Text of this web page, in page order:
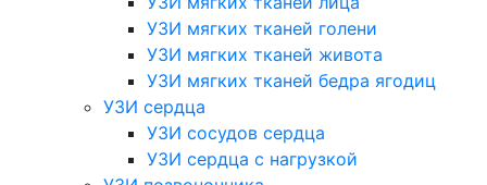
УЗИ мягких тканей голени
УЗИ мягких тканей живота
УЗИ мягких тканей бедра ягодиц
УЗИ сердца
УЗИ сосудов сердца
УЗИ сердца с нагрузкой